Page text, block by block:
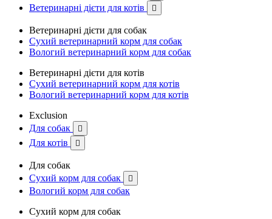
Ветеринарні дієти для котів 
Ветеринарні дієти для собак
Сухий ветеринарний корм для собак
Вологий ветеринарний корм для собак
Ветеринарні дієти для котів
Сухий ветеринарний корм для котів
Вологий ветеринарний корм для котів
Exclusion
Для собак

Для котів 
Для собак
Сухий корм для собак

Вологий корм для собак
Сухий корм для собак